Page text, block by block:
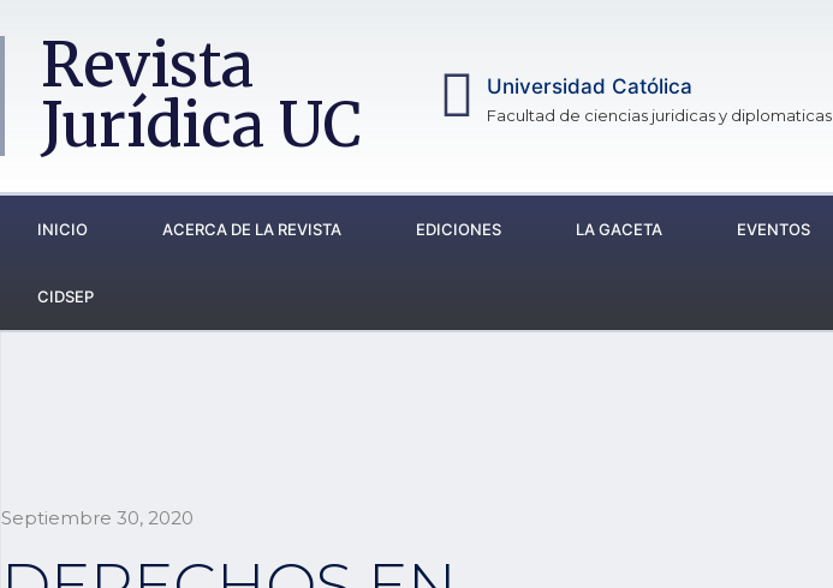
Revista
Jurídica UC
Universidad Católica
Facultad de ciencias juridicas y diplomaticas
INICIO ACERCA DE LA REVISTA EDICIONES LA GACETA EVENTOS
CIDSEP
Septiembre 30, 2020